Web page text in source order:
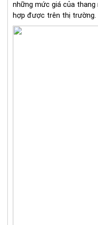
những mức giá của
hợp được trên thị trường.